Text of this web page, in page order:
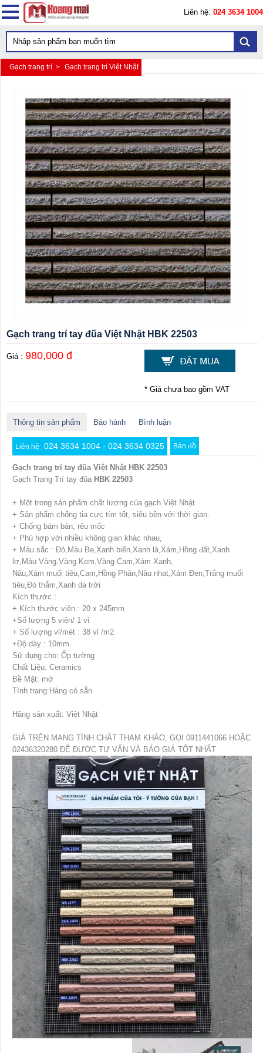
Liên hệ: 024 3634 1004
Gạch trang trí > Gạch trang trí Việt Nhật
Gạch trang trí tay đũa Việt Nhật HBK 22503
Giá : 980,000 đ
* Giá chưa bao gồm VAT
Thông tin sản phẩm Bảo hành Bình luận
Liên hệ 024 3634 1004 - 024 3634 0325 Bản đồ
Gạch trang trí tay đũa Việt Nhật HBK 22503
Gạch Trang Trí tay đũa HBK 22503
+ Một trong sản phẩm chất lượng của gạch Việt Nhật.
+ Sản phẩm chống tia cực tím tốt, siêu bền với thời gian.
+ Chống bám bản, rêu mốc
+ Phù hợp với nhiều không gian khác nhau,
+ Màu sắc : Đỏ,Màu Be,Xanh biển,Xanh lá,Xám,Hồng đất,Xanh
lơ,Màu Vàng,Vàng Kem,Vàng Cam,Xám Xanh,
Nâu,Xám muối tiêu,Cam,Hồng Phân,Nâu nhạt,Xám Đen,Trắng muối
tiêu,Đỏ thẫm,Xanh da trời
Kích thước :
+ Kích thước viên : 20 x 245mm
+Số lượng 5 viên/ 1 vỉ
+ Số lượng vỉ/mét : 38 vỉ /m2
+Độ dày : 10mm
Sử dụng cho: Ốp tường
Chất Liệu: Ceramics
Bề Mặt: mờ
Tình trạng:Hàng có sẵn
Hãng sản xuất: Việt Nhật
GIÁ TRÊN MANG TÍNH CHẤT THAM KHẢO, GỌI 0911441066 HOẶC
02436320280 ĐỂ ĐƯỢC TƯ VẤN VÀ BÁO GIÁ TỐT NHẤT